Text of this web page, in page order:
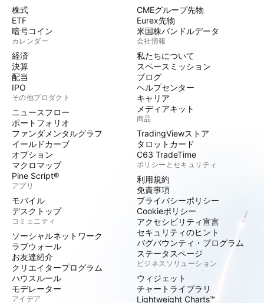
株式
ETF
暗号コイン
カレンダー
経済
決算
配当
IPO
その他プロダクト
ニュースフロー
ポートフォリオ
ファンダメンタルグラフ
イールドカーブ
オプション
マクロマップ
Pine Script®
アプリ
モバイル
デスクトップ
コミュニティ
ソーシャルネットワーク
ラブウォール
お友達紹介
クリエイタープログラム
ハウスルール
モデレーター
アイデア
CMEグループ先物
Eurex先物
米国株バンドルデータ
会社情報
私たちについて
スペースミッション
ブログ
ヘルプセンター
キャリア
メディアキット
商品
TradingViewストア
タロットカード
C63 TradeTime
ポリシーとセキュリティ
利用規約
免責事項
プライバシーポリシー
Cookieポリシー
アクセシビリティ宣言
セキュリティのヒント
バグバウンティ・プログラム
ステータスページ
ビジネスソリューション
ウィジェット
チャートライブラリ
Lightweight Charts™